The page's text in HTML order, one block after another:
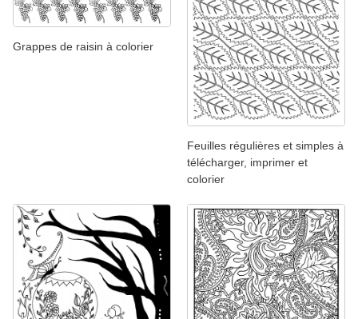
Grappes de raisin à colorier
Feuilles régulières et simples à
télécharger, imprimer et
colorier